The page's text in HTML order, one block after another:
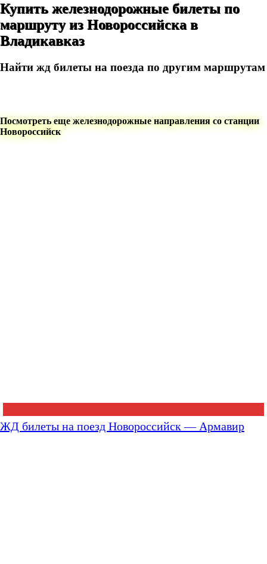
Купить железнодорожные билеты по
маршруту из Новороссийска в
Владикавказ
Найти жд билеты на поезда по другим маршрутам
Посмотреть еще железнодорожные направления со станции
Новороссийск
ЖД билеты на поезд Новороссийск — Армавир